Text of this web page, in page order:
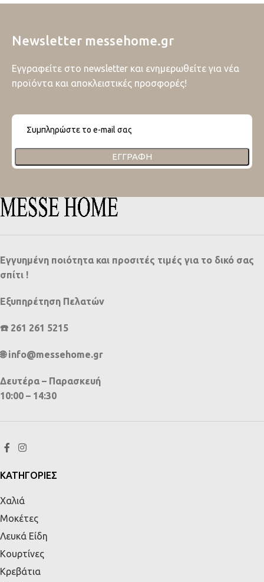
Newsletter messehome.gr
Εγγραφείτε στο newsletter και ενημερωθείτε για νέα
προϊόντα και αποκλειστικές προσφορές!
ΕΓΓΡΑΦΉ
Εγγυημένη ποιότητα και προσιτές τιμές για το δικό σας
σπίτι !
Εξυπηρέτηση Πελατών
☎️ 261 261 5215
🌐 info@messehome.gr
Δευτέρα – Παρασκευή
10:00 – 14:30
ΚΑΤΗΓΟΡΙΕΣ
Χαλιά
Μοκέτες
Λευκά Είδη
Κουρτίνες
Κρεβάτια